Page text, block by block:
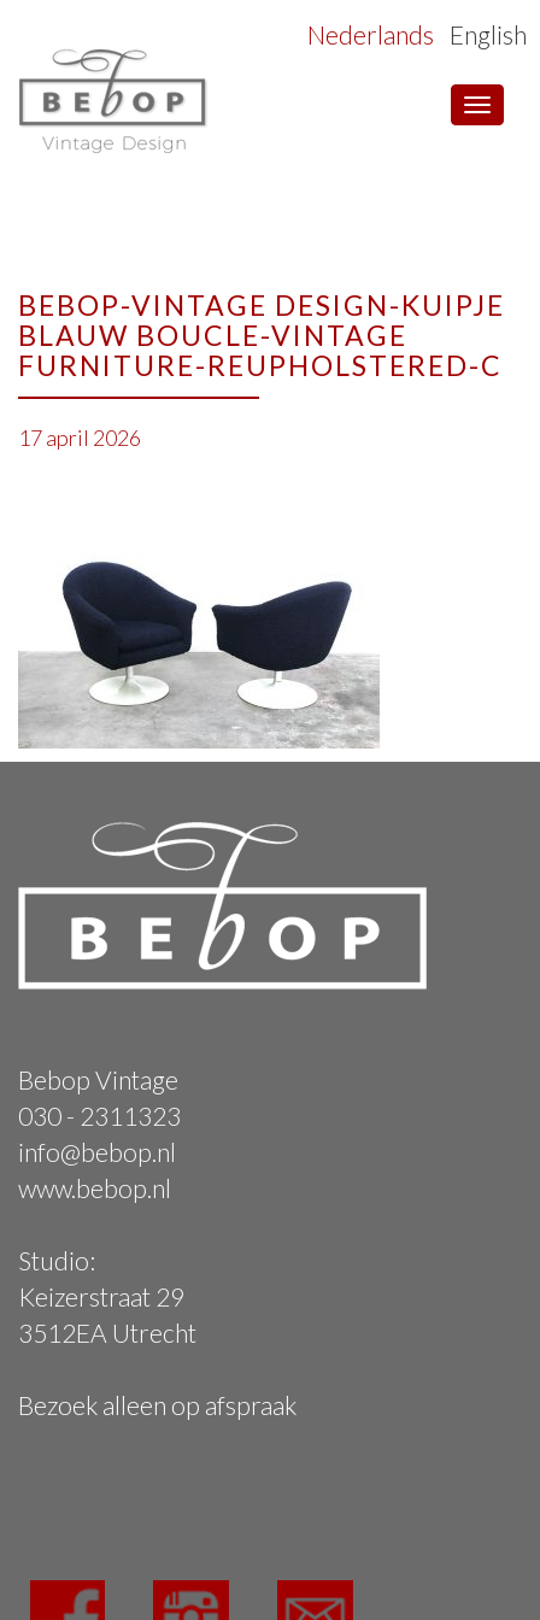
Toggle
Nederlands English
BEBOP-VINTAGE DESIGN-KUIPJE
BLAUW BOUCLE-VINTAGE
FURNITURE-REUPHOLSTERED-C
17 april 2026
Bebop Vintage
030 - 2311323
info@bebop.nl
www.bebop.nl
Studio:
Keizerstraat 29
3512EA Utrecht
Bezoek alleen op afspraak